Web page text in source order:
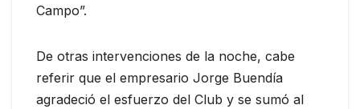
Campo”.
De otras intervenciones de la noche, cabe
referir que el empresario Jorge Buendía
agradeció el esfuerzo del Club y se sumó al